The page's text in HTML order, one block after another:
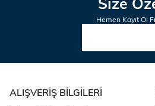
Hemen Kayıt Ol
ALIŞVERİŞ BİLGİLERİ